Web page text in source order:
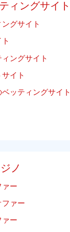
ィングサイト
グサイト
ングサイト
イト
ッティングサイト
ノ
ァー
ァー
ァー